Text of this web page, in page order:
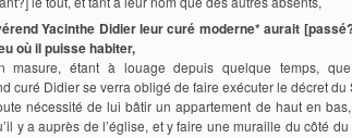
Yacinthe Didier leur curé moderne* aurait
où il puisse habiter,
étant à louage depuis quelque temps,
curé Didier se verra obligé de faire exécuter le décret du
nécessité de lui bâtir un appartement de haut en
y a auprès de l’église, et y faire une muraille du côté du